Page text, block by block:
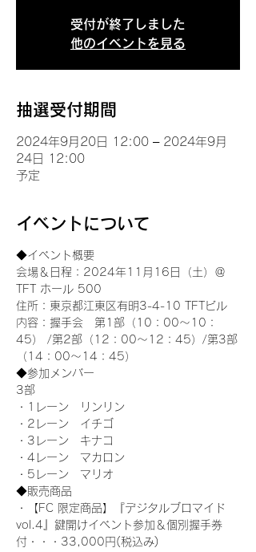
受付が終了しました
他のイベントを見る
抽選受付期間
2024年9月20日 12:00 – 2024年9月
24日 12:00
予定
イベントについて
◆イベント概要
会場＆日程：2024年11月16日（土）＠
TFT ホール 500
住所：東京都江東区有明3-4-10 TFTビル
内容：握手会　第1部（10：00～10：
45） /第2部（12：00～12：45）/第3部
（14：00～14：45）
◆参加メンバー
3部
・1レーン　リンリン
・2レーン　イチゴ
・3レーン　キナコ
・4レーン　マカロン
・5レーン　マリオ
◆販売商品
・【FC 限定商品】『デジタルブロマイド
vol.4』鍵開けイベント参加＆個別握手券
付・・・33,000円(税込み)